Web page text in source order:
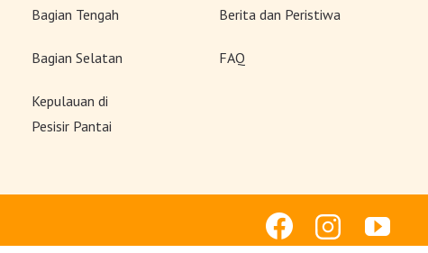
Bagian Tengah
Bagian Selatan
Kepulauan di
Pesisir Pantai
Berita dan Peristiwa
FAQ